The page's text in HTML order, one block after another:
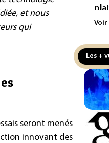
et nous
qui
seront menés
innovant des
aux
la
au
la
Voir
Les +